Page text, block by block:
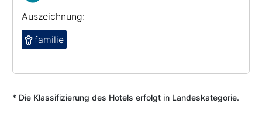
Auszeichnung:
familie
* Die Klassifizierung des Hotels erfolgt in Landeskategorie.